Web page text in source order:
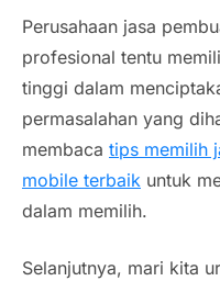
Perusahaan jasa
profesional tentu
tinggi dalam
permasalahan yang
membaca tips memilih
mobile terbaik untuk
dalam memilih.
Selanjutnya, mari kita